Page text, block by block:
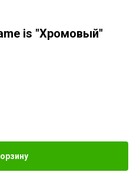
is "Хромовый"